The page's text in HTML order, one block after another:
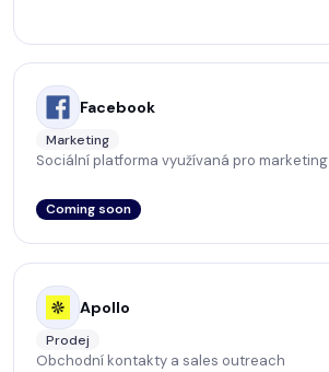
Facebook
Marketing
Sociální platforma využívaná pro marketing
Coming soon
Apollo
Prodej
Obchodní kontakty a sales outreach